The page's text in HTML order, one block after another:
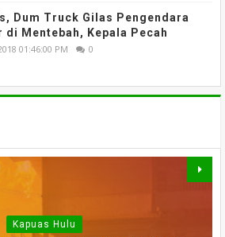
Dum Truck Gilas Pengendara
di Mentebah, Kepala Pecah
01:46:00 PM 0
Kapuas Hulu